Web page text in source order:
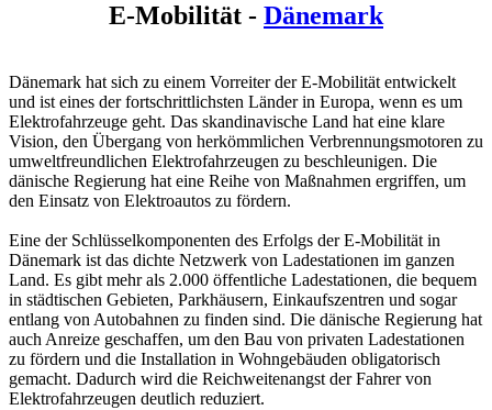
E-Mobilität - Dänemark
Dänemark hat sich zu einem Vorreiter der E-Mobilität entwickelt
und ist eines der fortschrittlichsten Länder in Europa, wenn es um
Elektrofahrzeuge geht. Das skandinavische Land hat eine klare
Vision, den Übergang von herkömmlichen Verbrennungsmotoren zu
umweltfreundlichen Elektrofahrzeugen zu beschleunigen. Die
dänische Regierung hat eine Reihe von Maßnahmen ergriffen, um
den Einsatz von Elektroautos zu fördern.
Eine der Schlüsselkomponenten des Erfolgs der E-Mobilität in
Dänemark ist das dichte Netzwerk von Ladestationen im ganzen
Land. Es gibt mehr als 2.000 öffentliche Ladestationen, die bequem
in städtischen Gebieten, Parkhäusern, Einkaufszentren und sogar
entlang von Autobahnen zu finden sind. Die dänische Regierung hat
auch Anreize geschaffen, um den Bau von privaten Ladestationen
zu fördern und die Installation in Wohngebäuden obligatorisch
gemacht. Dadurch wird die Reichweitenangst der Fahrer von
Elektrofahrzeugen deutlich reduziert.